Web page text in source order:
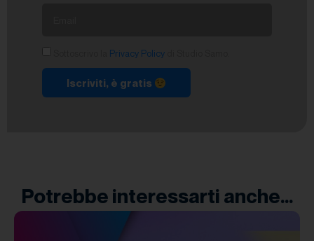
Privacy Policy
Iscriviti, è gratis
Potrebbe interessarti anche...